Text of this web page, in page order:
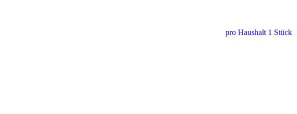
pro Haushalt 1 Stück